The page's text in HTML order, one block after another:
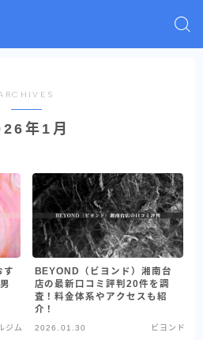
年1月
す
ジム
BEYOND（ビヨンド）湘南台
店の最新口コミ評判20件を調
査！料金体系やアクセスも紹
介！
2026.01.30 ビヨンド